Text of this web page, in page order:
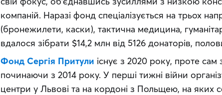
компаній. Наразі фонд спеціалізується на трьох
(бронежилети, каски), тактична медицина,
вдалося зібрати $14,2 млн від 5126 донаторів,
Фонд Сергія Притули існує з 2020 року, проте сам
починаючи з 2014 року. У перші тижні війни
центри у Львові та на кордоні з Польщею, на яких